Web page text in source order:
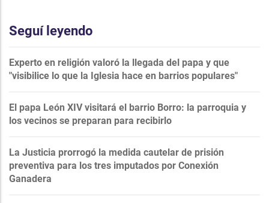
Seguí leyendo
Experto en religión valoró la llegada del papa y que
"visibilice lo que la Iglesia hace en barrios populares"
El papa León XIV visitará el barrio Borro: la parroquia y
los vecinos se preparan para recibirlo
La Justicia prorrogó la medida cautelar de prisión
preventiva para los tres imputados por Conexión
Ganadera